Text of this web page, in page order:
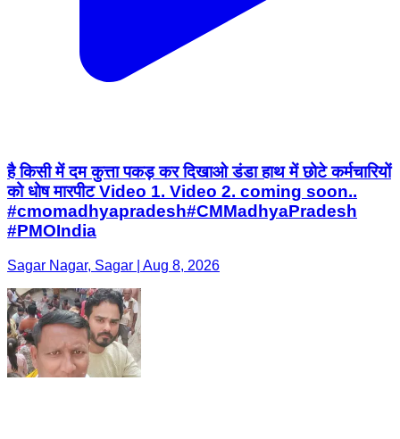
है किसी में दम कुत्ता पकड़ कर दिखाओ डंडा हाथ में छोटे कर्मचारियों
को धोष मारपीट Video 1. Video 2. coming soon..
#cmomadhyapradesh#CMMadhyaPradesh
#PMOIndia
Sagar Nagar, Sagar | Aug 8, 2026